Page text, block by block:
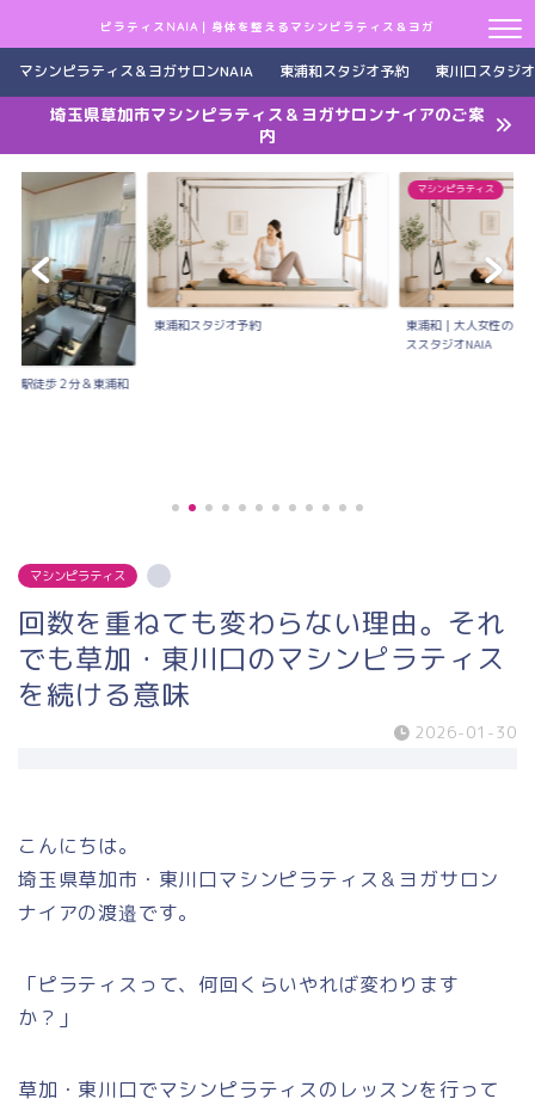
ピラティスNAIA｜身体を整えるマシンピラティス＆ヨガ
マシンピラティス＆ヨガサロンNAIA 東浦和スタジオ予約 東川口スタジ
埼玉県草加市マシンピラティス＆ヨガサロンナイアのご案
内
口駅徒歩２分＆東浦和
東浦和スタジオ予約
マシンピラティス
東浦和｜大人女性のた
ススタジオNAIA
マシンピラティス
回数を重ねても変わらない理由。それ
でも草加・東川口のマシンピラティス
を続ける意味
2026-01-30
こんにちは。
埼玉県草加市・東川口マシンピラティス＆ヨガサロン
ナイアの渡邉です。
「ピラティスって、何回くらいやれば変わります
か？」
草加・東川口でマシンピラティスのレッスンを行って